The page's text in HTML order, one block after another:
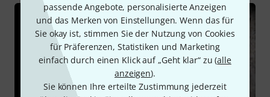
passende Angebote, personalisierte Anzeigen
und das Merken von Einstellungen. Wenn das für
Sie okay ist, stimmen Sie der Nutzung von Cookies
für Präferenzen, Statistiken und Marketing
einfach durch einen Klick auf „Geht klar“ zu (alle
anzeigen).
Sie können Ihre erteilte Zustimmung jederzeit